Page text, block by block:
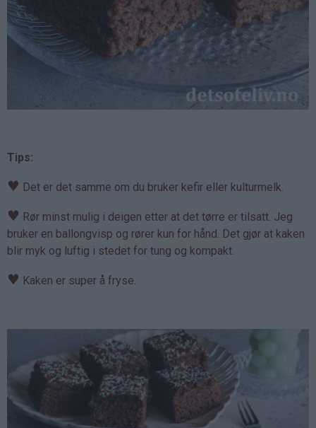
Tips:
♥ Det er det samme om du bruker kefir eller kulturmelk.
♥ Rør minst mulig i deigen etter at det tørre er tilsatt. Jeg
bruker en ballongvisp og rører kun for hånd. Det gjør at kaken
blir myk og luftig i stedet for tung og kompakt.
♥ Kaken er super å fryse.